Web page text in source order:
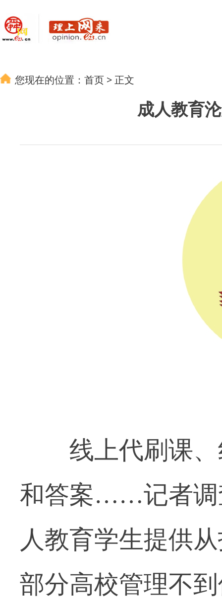
您现在的位置： 首页 > 正文
成人教育
线上代刷课、
和答案……记者调
人教育学生提供
部分高校管理不